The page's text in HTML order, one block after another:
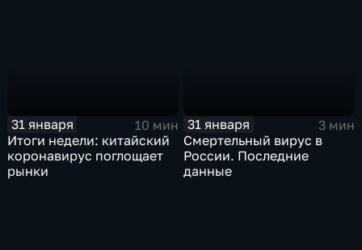
31 января
10 мин
Итоги недели: китайский
коронавирус поглощает
рынки
31 января
3 мин
Смертельный вирус в
России. Последние
данные